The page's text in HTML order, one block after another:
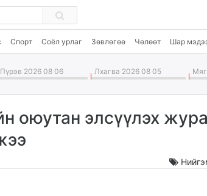
Спорт Соёл урлаг Зөвлөгөө Чөлөөт Шар
2026 08 06 Лхагва 2026 08 05
оюутан элсүүлэх